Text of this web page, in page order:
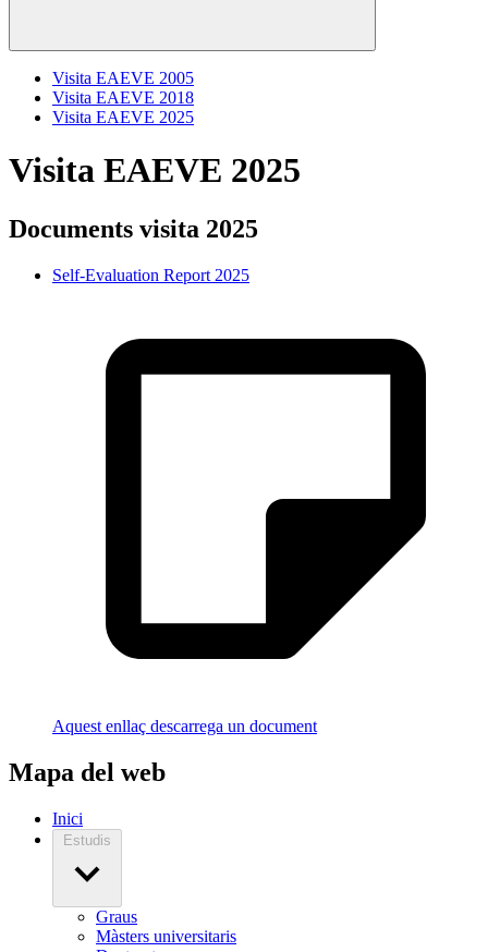
Visita EAEVE 2005
Visita EAEVE 2018
Visita EAEVE 2025
Visita EAEVE 2025
Documents visita 2025
Self-Evaluation Report 2025
Aquest enllaç descarrega un document
Mapa del web
Inici
Estudis
Graus
Màsters universitaris